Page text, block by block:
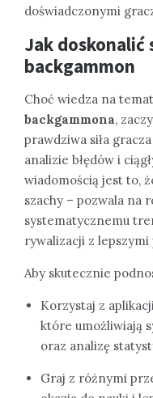
doświadczonymi
Jak
backgammon
Choć wiedza na
backgammona,
prawdziwa siła
analizie błędów i
wiadomością jest to,
szachy – pozwala na
systematycznemu
rywalizacji z
Aby skutecznie
Korzystaj z
które umożliwiają
oraz analizę
Graj z różnymi